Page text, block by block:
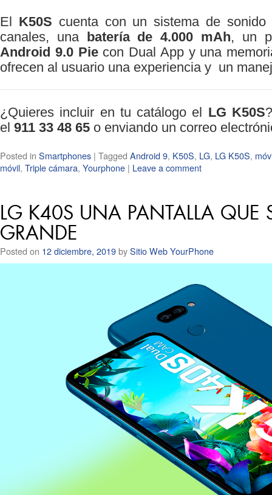
El K50S cuenta con un sistema de
canales, una batería de 4.000 mAh, un
Android 9.0 Piecon Dual App y una
ofrecen al usuario una experiencia y un
¿Quieres incluir en tu catálogo el LG K50S
el 911 33 48 65 o enviando un correo
Posted in Smartphones | Tagged Android 9, K50S, LG, LG K50S,
móvil, Triple cámara, Yourphone | Leave a comment
LG K40S UNA PANTALLA QUE
GRANDE
Posted on 12 diciembre, 2019bySitio Web YourPhone